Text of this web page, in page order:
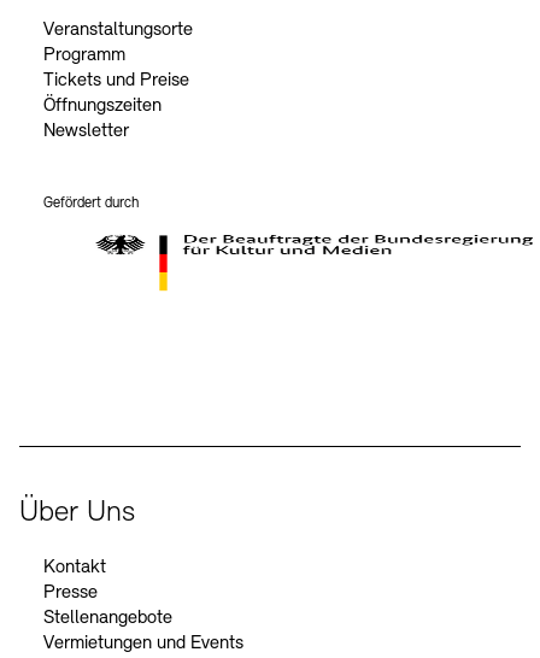
Veranstaltungsorte
Programm
Tickets und Preise
Öffnungszeiten
Newsletter
Gefördert durch
Über Uns
Kontakt
Presse
Stellenangebote
Vermietungen und Events